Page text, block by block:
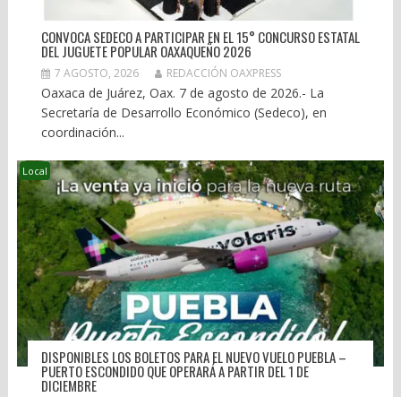
CONVOCA SEDECO A PARTICIPAR EN EL 15° CONCURSO ESTATAL
DEL JUGUETE POPULAR OAXAQUEÑO 2026
7 AGOSTO, 2026 REDACCIÓN OAXPRESS
Oaxaca de Juárez, Oax. 7 de agosto de 2026.- La
Secretaría de Desarrollo Económico (Sedeco), en
coordinación...
Local
DISPONIBLES LOS BOLETOS PARA EL NUEVO VUELO PUEBLA –
PUERTO ESCONDIDO QUE OPERARÁ A PARTIR DEL 1 DE
DICIEMBRE